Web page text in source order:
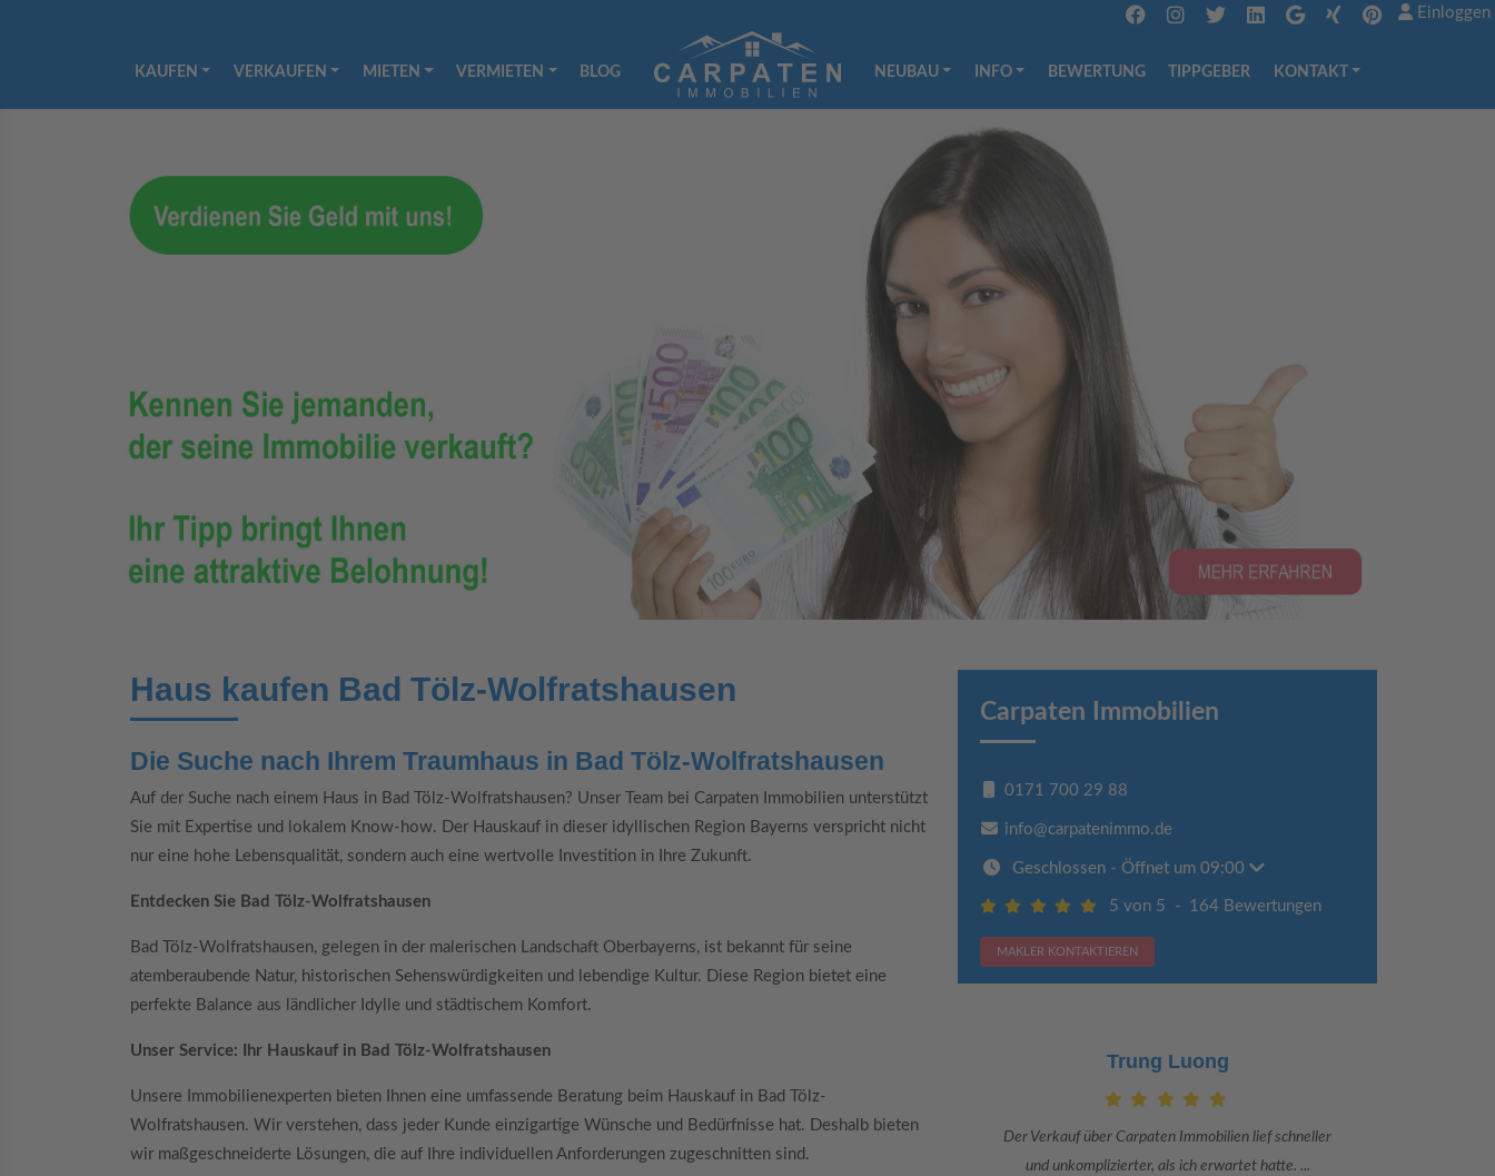
Einloggen
KAUFEN VERKAUFEN MIETEN VERMIETEN BLOG NEUBAU INFO BEWERTUNG TIPPGEBER KONTAKT
Haus kaufen Bad Tölz-Wolfratshausen
Die Suche nach Ihrem Traumhaus in Bad Tölz-Wolfratshausen
Auf der Suche nach einem Haus in Bad Tölz-Wolfratshausen? Unser Team bei Carpaten Immobilien unterstützt
Sie mit Expertise und lokalem Know-how. Der Hauskauf in dieser idyllischen Region Bayerns verspricht nicht
nur eine hohe Lebensqualität, sondern auch eine wertvolle Investition in Ihre Zukunft.
Entdecken Sie Bad Tölz-Wolfratshausen
Bad Tölz-Wolfratshausen, gelegen in der malerischen Landschaft Oberbayerns, ist bekannt für seine
atemberaubende Natur, historischen Sehenswürdigkeiten und lebendige Kultur. Diese Region bietet eine
perfekte Balance aus ländlicher Idylle und städtischem Komfort.
Unser Service: Ihr Hauskauf in Bad Tölz-Wolfratshausen
Unsere Immobilienexperten bieten Ihnen eine umfassende Beratung beim Hauskauf in Bad Tölz-
Wolfratshausen. Wir verstehen, dass jeder Kunde einzigartige Wünsche und Bedürfnisse hat. Deshalb bieten
wir maßgeschneiderte Lösungen, die auf Ihre individuellen Anforderungen zugeschnitten sind.
Carpaten Immobilien
0171 700 29 88
info@carpatenimmo.de
Geschlossen - Öffnet um 09:00
5 von 5 - 164 Bewertungen
MAKLER KONTAKTIEREN
Claudia Bergrath
Danke an Carpaten Immobilien und besonders an Frau
Adriana Sarca. Sie war viele Monate mehr als ...